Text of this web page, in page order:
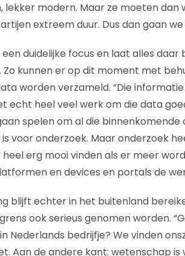
modern. Maar ze moeten dan
extreem duur. Dus dan gaan
duidelijke focus en laat alles daar
Zo kunnen er op dit moment met
worden verzameld. “Die
echt heel veel werk om die data
spelen om al die
voor onderzoek. Maar onderzoek
heel erg mooi vinden als er meer
en devices en portals de
blijft echter in het buitenland
ook serieus genomen worden.
Nederlands bedrijfje? We vinden
Aan de andere kant: wetenschap